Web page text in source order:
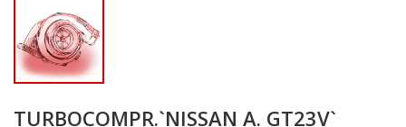
TURBOCOMPR.`NISSAN A. GT23V`